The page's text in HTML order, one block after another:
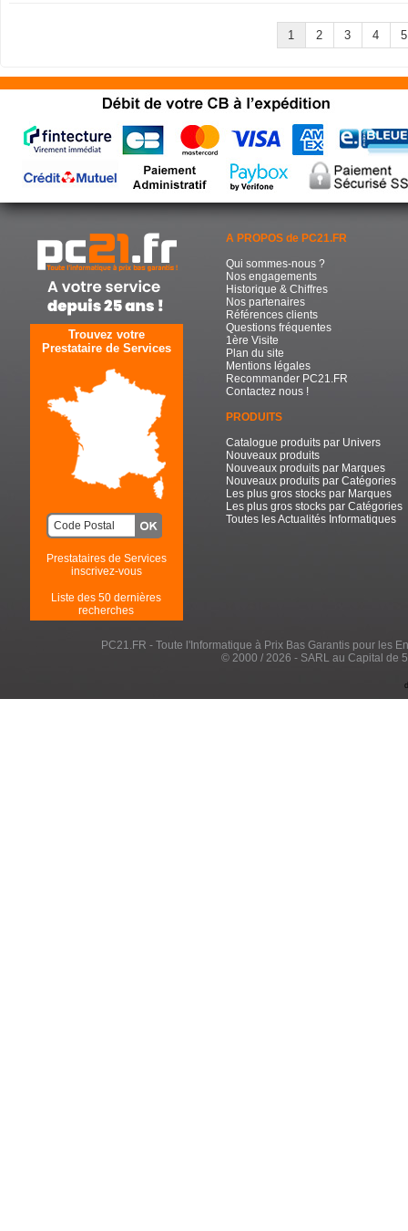
1 2 3 4 5
Trouvez votre
Prestataire de Services
Prestataires de Services
inscrivez-vous
Liste des 50 dernières
recherches
A PROPOS de PC21.FR
Qui sommes-nous ?
Nos engagements
Historique & Chiffres
Nos partenaires
Références clients
Questions fréquentes
1ère Visite
Plan du site
Mentions légales
Recommander PC21.FR
Contactez nous !
PRODUITS
Catalogue produits par Univers
Nouveaux produits
Nouveaux produits par Marques
Nouveaux produits par Catégories
Les plus gros stocks par Marques
Les plus gros stocks par Catégories
Toutes les Actualités Informatiques
PC21.FR - Toute l'Informatique à Prix Bas Garantis pour les
© 2000 / 2026 - SARL au Capital de